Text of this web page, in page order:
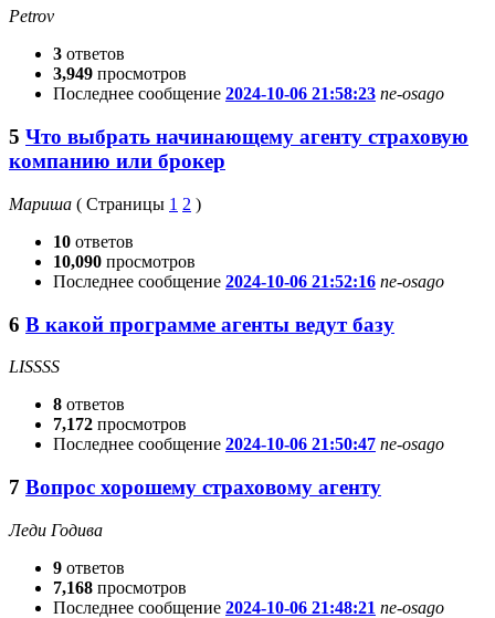
Petrov
3 ответов
3,949 просмотров
Последнее сообщение 2024-10-06 21:58:23 ne-osago
5 Что выбрать начинающему агенту страховую
компанию или брокер
Мариша ( Страницы 1 2 )
10 ответов
10,090 просмотров
Последнее сообщение 2024-10-06 21:52:16 ne-osago
6 В какой программе агенты ведут базу
LISSSS
8 ответов
7,172 просмотров
Последнее сообщение 2024-10-06 21:50:47 ne-osago
7 Вопрос хорошему страховому агенту
Леди Годива
9 ответов
7,168 просмотров
Последнее сообщение 2024-10-06 21:48:21 ne-osago